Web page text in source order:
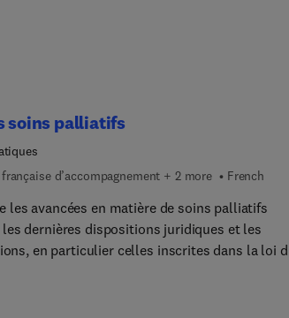
soins palliatifs
d’accompagnement + 2 more French
les avancées en matière de soins palliatifs
les dernières dispositions juridiques et les
en particulier celles inscrites dans la loi
particulièrement, aux problématiques liées à la